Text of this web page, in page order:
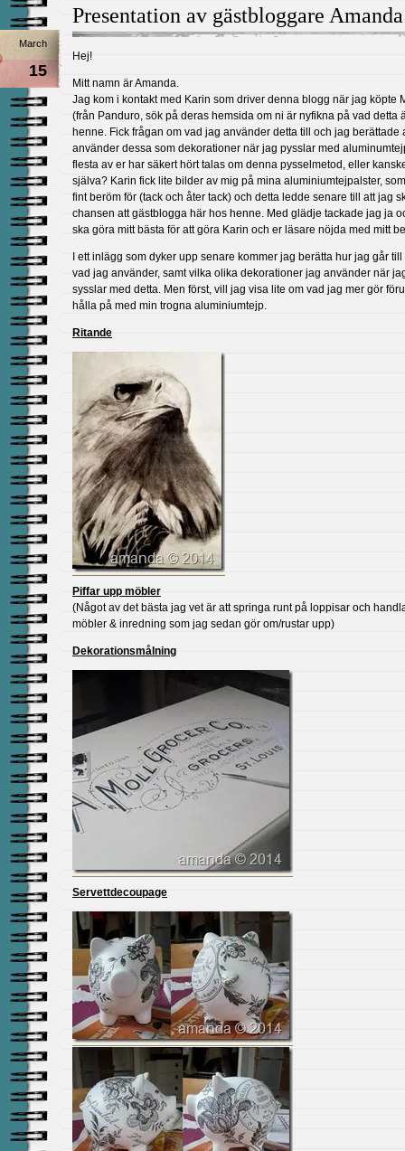
Presentation av gästbloggare Amanda
March
15
Hej!
Mitt namn är Amanda.
Jag kom i kontakt med Karin som driver denna blogg när jag köpte
(från Panduro, sök på deras hemsida om ni är nyfikna på vad detta
henne. Fick frågan om vad jag använder detta till och jag berättade
använder dessa som dekorationer när jag pysslar med
flesta av er har säkert hört talas om denna pysselmetod, eller
själva? Karin fick lite bilder av mig på mina aluminiumtejpalster,
fint beröm för (tack och åter tack) och detta ledde senare till att jag
chansen att gästblogga här hos henne. Med glädje tackade jag ja
ska göra mitt bästa för att göra Karin och er läsare nöjda med mitt
I ett inlägg som dyker upp senare kommer jag berätta hur jag går till
vad jag använder, samt vilka olika dekorationer jag använder när
sysslar med detta. Men först, vill jag visa lite om vad jag mer gör
hålla på med min trogna aluminiumtejp.
Ritande
Piffar upp möbler
(Något av det bästa jag vet är att springa runt på loppisar och
möbler & inredning som jag sedan gör om/rustar upp)
Dekorationsmålning
Servettdecoupage